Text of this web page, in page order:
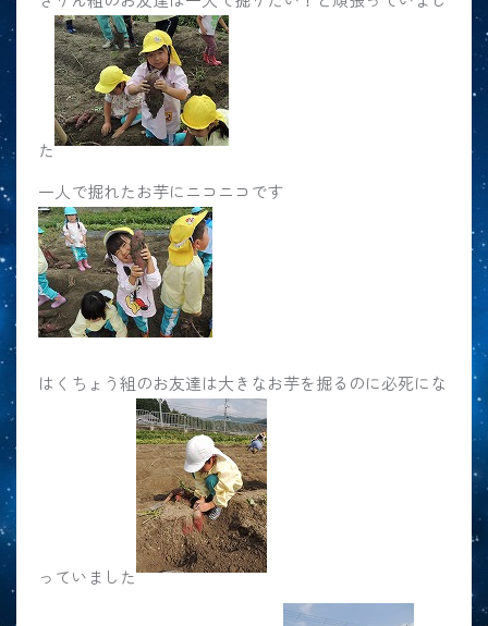
た
一人で掘れたお芋にニコニコです
はくちょう組のお友達は大きなお芋を掘るのに必死にな
っていました